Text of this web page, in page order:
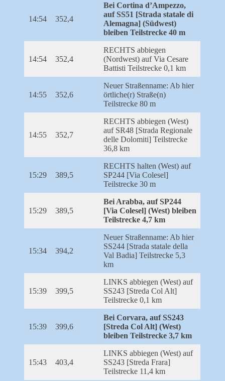
14:54 352,4
Bei Cortina d’Ampezzo,
auf SS51 [Strada statale di
Alemagna] (Südwest)
bleiben Teilstrecke 40 m
14:54 352,4
RECHTS abbiegen
(Nordwest) auf Via Cesare
Battisti Teilstrecke 0,1 km
14:55 352,6
Neuer Straßenname: Ab hier
örtliche(r) Straße(n)
Teilstrecke 80 m
14:55 352,7
RECHTS abbiegen (West)
auf SR48 [Strada Regionale
delle Dolomiti] Teilstrecke
36,8 km
15:29 389,5
RECHTS halten (West) auf
SP244 [Via Colesel]
Teilstrecke 30 m
15:29 389,5
Bei Arabba, auf SP244
[Via Colesel] (West) bleiben
Teilstrecke 4,7 km
15:34 394,2
Neuer Straßenname: Ab hier
SS244 [Strada statale della
Val Badia] Teilstrecke 5,3
km
15:39 399,5
LINKS abbiegen (West) auf
SS243 [Streda Col Alt]
Teilstrecke 0,1 km
15:39 399,6
Bei Corvara, auf SS243
[Streda Col Alt] (West)
bleiben Teilstrecke 3,7 km
15:43 403,4
LINKS abbiegen (West) auf
SS243 [Streda Frara]
Teilstrecke 11,4 km